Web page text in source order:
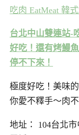
吃肉 EatMeat 韓
台北中山雙連站-
好吃！還有烤鰻
停不下來！
極度好吃！美味
你愛不釋手～肉
地址： 104台北